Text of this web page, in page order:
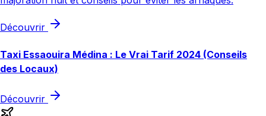
Découvrir
Taxi Essaouira Médina : Le Vrai Tarif 2024 (Conseils
des Locaux)
Découvrir